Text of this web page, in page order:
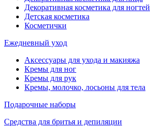
Декоративная косметика для ногтей
Детская косметика
Косметички
Ежедневный уход
Аксессуары для ухода и макияжа
Кремы для ног
Кремы для рук
Кремы, молочко, лосьоны для тела
Подарочные наборы
Средства для бритья и депиляции